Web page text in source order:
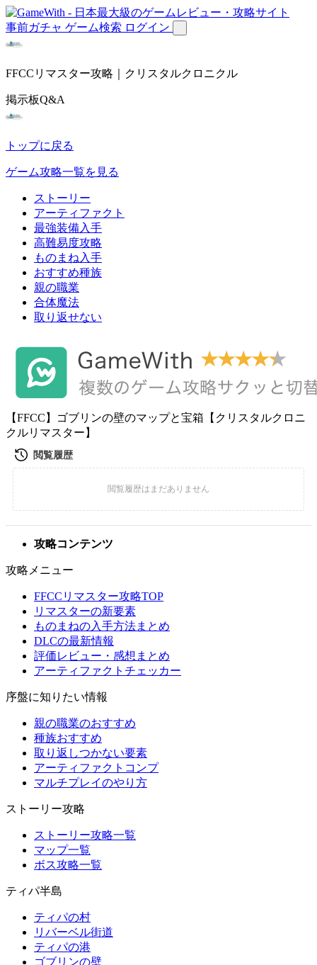
事前ガチャ ゲーム検索 ログイン
FFCCリマスター攻略｜クリスタルクロニクル
掲示板Q&A
トップに戻る
ゲーム攻略一覧を見る
ストーリー
アーティファクト
最強装備入手
高難易度攻略
ものまね入手
おすすめ種族
親の職業
合体魔法
取り返せない
【FFCC】ゴブリンの壁のマップと宝箱【クリスタルクロニ
クルリマスター】
攻略コンテンツ
攻略メニュー
FFCCリマスター攻略TOP
リマスターの新要素
ものまねの入手方法まとめ
DLCの最新情報
評価レビュー・感想まとめ
アーティファクトチェッカー
序盤に知りたい情報
親の職業のおすすめ
種族おすすめ
取り返しつかない要素
アーティファクトコンプ
マルチプレイのやり方
ストーリー攻略
ストーリー攻略一覧
マップ一覧
ボス攻略一覧
ティパ半島
ティパの村
リバーベル街道
ティパの港
ゴブリンの壁